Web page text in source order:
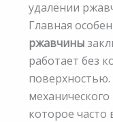
удалении
Главная
ржавчины
работает без
которое часто